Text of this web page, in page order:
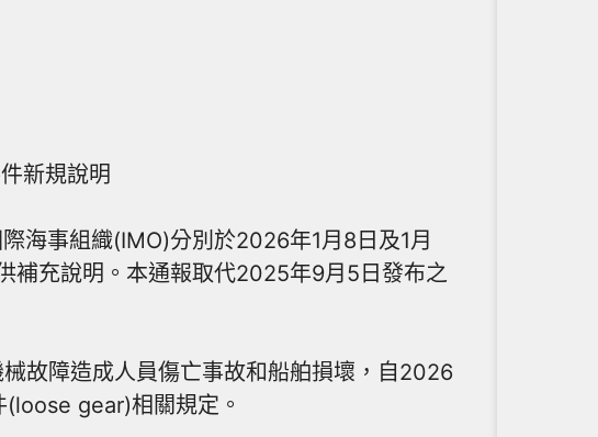
新規說明
海事組織(IMO)分別於2026年1月8日及1月
補充說明。本通報取代2025年9月5日發布之
故障造成人員傷亡事故和船舶損壞，自2026
gear)相關規定。